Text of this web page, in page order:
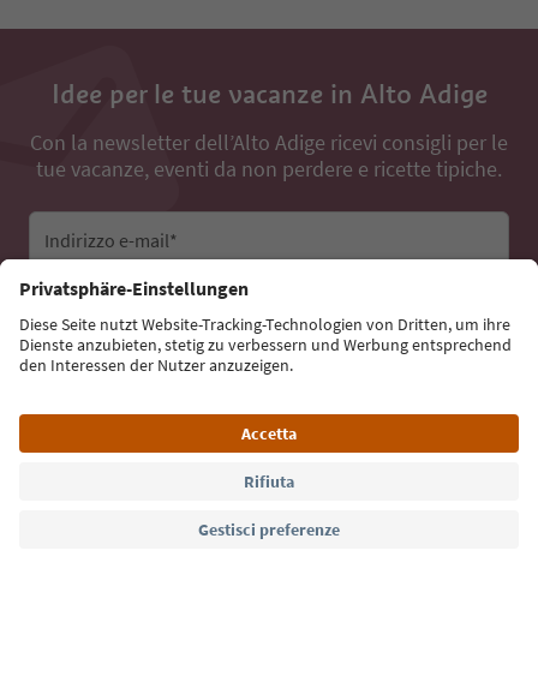
Idee per le tue vacanze in Alto Adige
Con la newsletter dell’Alto Adige ricevi consigli per le
tue vacanze, eventi da non perdere e ricette tipiche.
Indirizzo e-mail*
Iscriviti alla newsletter